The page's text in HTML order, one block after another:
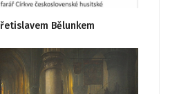
Bělunkem